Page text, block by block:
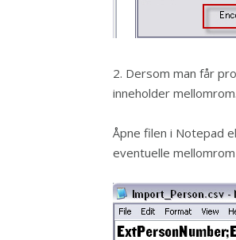
2. Dersom man får
inneholder mellomrom.
Åpne filen i Notepad
eventuelle